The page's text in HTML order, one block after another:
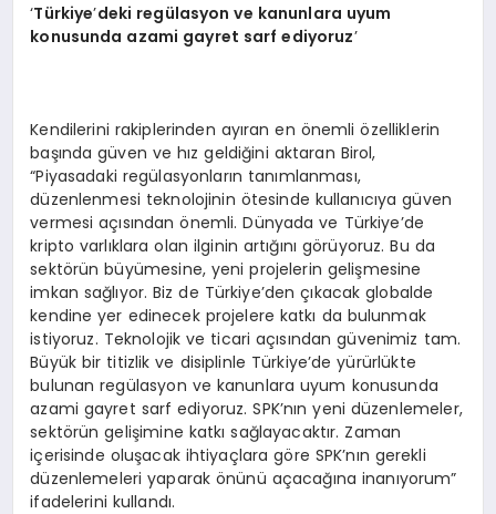
‘Türkiye’deki regülasyon ve kanunlara uyum
konusunda azami gayret sarf ediyoruz’
Kendilerini rakiplerinden ayıran en önemli özelliklerin
başında güven ve hız geldiğini aktaran Birol,
“Piyasadaki regülasyonların tanımlanması,
düzenlenmesi teknolojinin ötesinde kullanıcıya güven
vermesi açısından önemli. Dünyada ve Türkiye’de
kripto varlıklara olan ilginin artığını görüyoruz. Bu da
sektörün büyümesine, yeni projelerin gelişmesine
imkan sağlıyor. Biz de Türkiye’den çıkacak globalde
kendine yer edinecek projelere katkı da bulunmak
istiyoruz. Teknolojik ve ticari açısından güvenimiz tam.
Büyük bir titizlik ve disiplinle Türkiye’de yürürlükte
bulunan regülasyon ve kanunlara uyum konusunda
azami gayret sarf ediyoruz. SPK’nın yeni düzenlemeler,
sektörün gelişimine katkı sağlayacaktır. Zaman
içerisinde oluşacak ihtiyaçlara göre SPK’nın gerekli
düzenlemeleri yaparak önünü açacağına inanıyorum”
ifadelerini kullandı.